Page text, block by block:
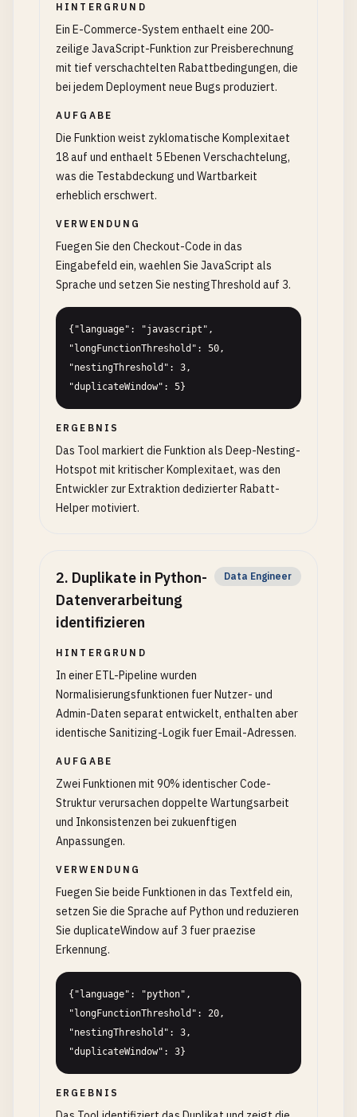
HINTERGRUND
Ein E-Commerce-System enthaelt eine 200-
zeilige JavaScript-Funktion zur Preisberechnung
mit tief verschachtelten Rabattbedingungen, die
bei jedem Deployment neue Bugs produziert.
AUFGABE
Die Funktion weist zyklomatische Komplexitaet
18 auf und enthaelt 5 Ebenen Verschachtelung,
was die Testabdeckung und Wartbarkeit
erheblich erschwert.
VERWENDUNG
Fuegen Sie den Checkout-Code in das
Eingabefeld ein, waehlen Sie JavaScript als
Sprache und setzen Sie nestingThreshold auf 3.
{"language": "javascript",
"longFunctionThreshold": 50,
"nestingThreshold": 3,
"duplicateWindow": 5}
ERGEBNIS
Das Tool markiert die Funktion als Deep-Nesting-
Hotspot mit kritischer Komplexitaet, was den
Entwickler zur Extraktion dedizierter Rabatt-
Helper motiviert.
2. Duplikate in Python-
Datenverarbeitung
identifizieren
Data Engineer
HINTERGRUND
In einer ETL-Pipeline wurden
Normalisierungsfunktionen fuer Nutzer- und
Admin-Daten separat entwickelt, enthalten aber
identische Sanitizing-Logik fuer Email-Adressen.
AUFGABE
Zwei Funktionen mit 90% identischer Code-
Struktur verursachen doppelte Wartungsarbeit
und Inkonsistenzen bei zukuenftigen
Anpassungen.
VERWENDUNG
Fuegen Sie beide Funktionen in das Textfeld ein,
setzen Sie die Sprache auf Python und reduzieren
Sie duplicateWindow auf 3 fuer praezise
Erkennung.
{"language": "python",
"longFunctionThreshold": 20,
"nestingThreshold": 3,
"duplicateWindow": 3}
ERGEBNIS